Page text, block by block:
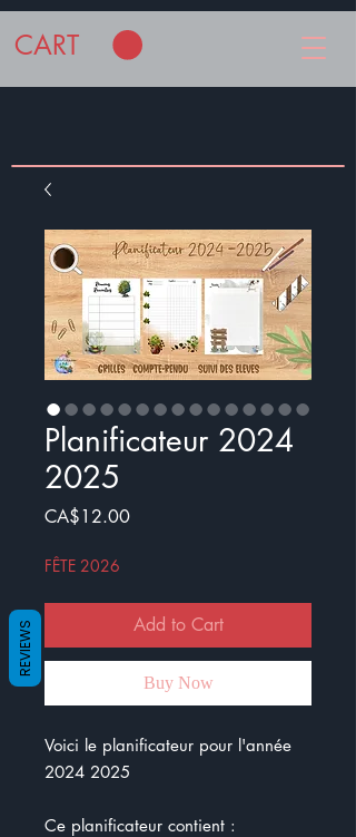
CART
Planificateur 2024
2025
CA$12.00Price
FÊTE 2026
Add to Cart
Buy Now
Voici le planificateur pour l'année
2024 2025
Ce planificateur contient :
REVIEWS